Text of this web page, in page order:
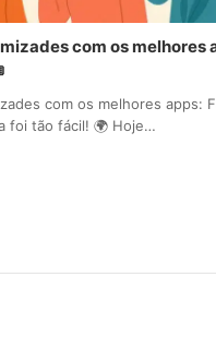
com os melhores
com os melhores apps:
foi tão fácil! 🌍 Hoje…